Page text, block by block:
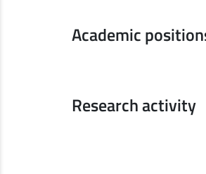
Academic
Research activity